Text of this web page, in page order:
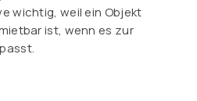
wichtig, weil ein Objekt
ist, wenn es zur